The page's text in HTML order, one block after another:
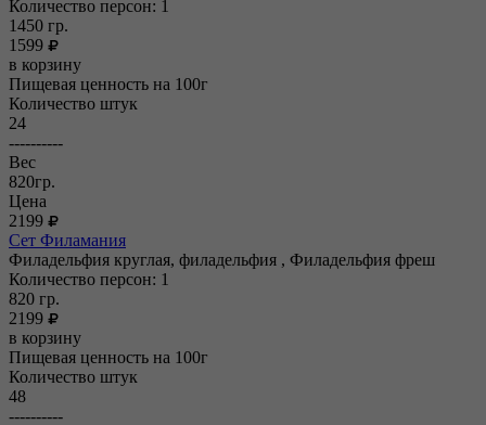
Количество персон: 1
1450 гр.
1599
в корзину
Пищевая ценность на 100г
Количество штук
24
----------
Вес
820гр.
Цена
2199
Сет Филамания
Филадельфия круглая, филадельфия , Филадельфия фреш
Количество персон: 1
820 гр.
2199
в корзину
Пищевая ценность на 100г
Количество штук
48
----------